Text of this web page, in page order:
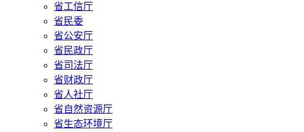
省工信厅
省民委
省公安厅
省民政厅
省司法厅
省财政厅
省人社厅
省自然资源厅
省生态环境厅